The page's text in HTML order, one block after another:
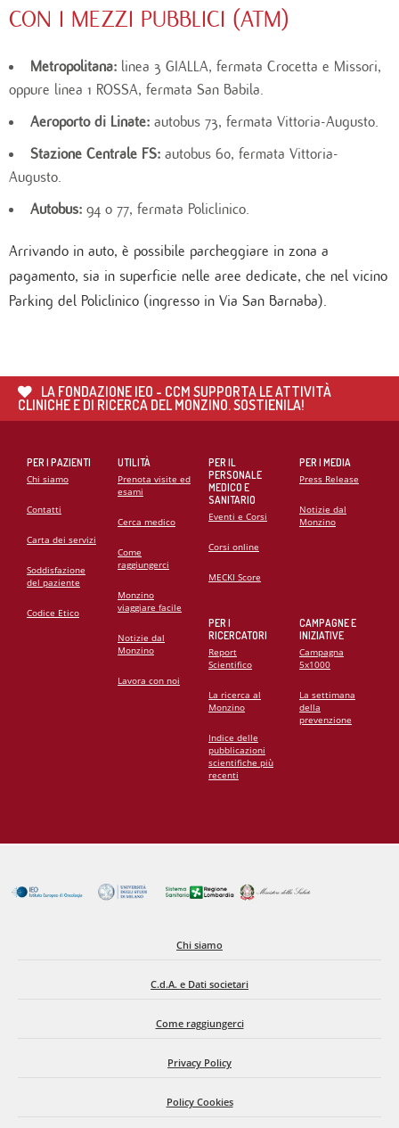
CON I MEZZI PUBBLICI (ATM)
Metropolitana:linea 3 GIALLA, fermata Crocetta e Missori,
oppure linea 1 ROSSA, fermata San Babila.
Aeroporto di Linate: autobus 73, fermata Vittoria-Augusto.
Stazione Centrale FS:autobus 60, fermata Vittoria-
Augusto.
Autobus:94 o 77, fermata Policlinico.
Arrivando in auto, è possibile parcheggiare in zona a
pagamento, sia in superficie nelle aree dedicate, che nel vicino
Parking del Policlinico (ingresso in Via San Barnaba).
LA FONDAZIONE IEO - CCM SUPPORTA LE ATTIVITÀ
CLINICHE E DI RICERCA DEL MONZINO. SOSTIENILA!
PER I PAZIENTI
Chi siamo
Contatti
Carta dei servizi
Soddisfazione
del paziente
Codice Etico
UTILITÀ
Prenota visite ed
esami
Cerca medico
Come
raggiungerci
Monzino
viaggiare facile
Notizie dal
Monzino
Lavora con noi
PER IL
PERSONALE
MEDICO E
SANITARIO
Eventi e Corsi
Corsi online
MECKI Score
PER I
RICERCATORI
Report
Scientifico
La ricerca al
Monzino
Indice delle
pubblicazioni
scientifiche più
recenti
PER I MEDIA
Press Release
Notizie dal
Monzino
CAMPAGNE E
INIZIATIVE
Campagna
5x1000
La settimana
della
prevenzione
Chi siamo
C.d.A. e Dati societari
Come raggiungerci
Privacy Policy
Policy Cookies